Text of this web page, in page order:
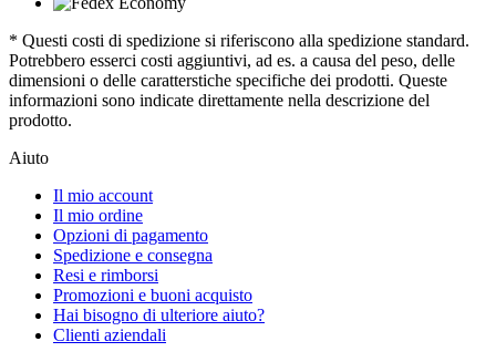
* Questi costi di spedizione si riferiscono alla spedizione standard.
Potrebbero esserci costi aggiuntivi, ad es. a causa del peso, delle
dimensioni o delle caratterstiche specifiche dei prodotti. Queste
informazioni sono indicate direttamente nella descrizione del
prodotto.
Aiuto
Il mio account
Il mio ordine
Opzioni di pagamento
Spedizione e consegna
Resi e rimborsi
Promozioni e buoni acquisto
Hai bisogno di ulteriore aiuto?
Clienti aziendali